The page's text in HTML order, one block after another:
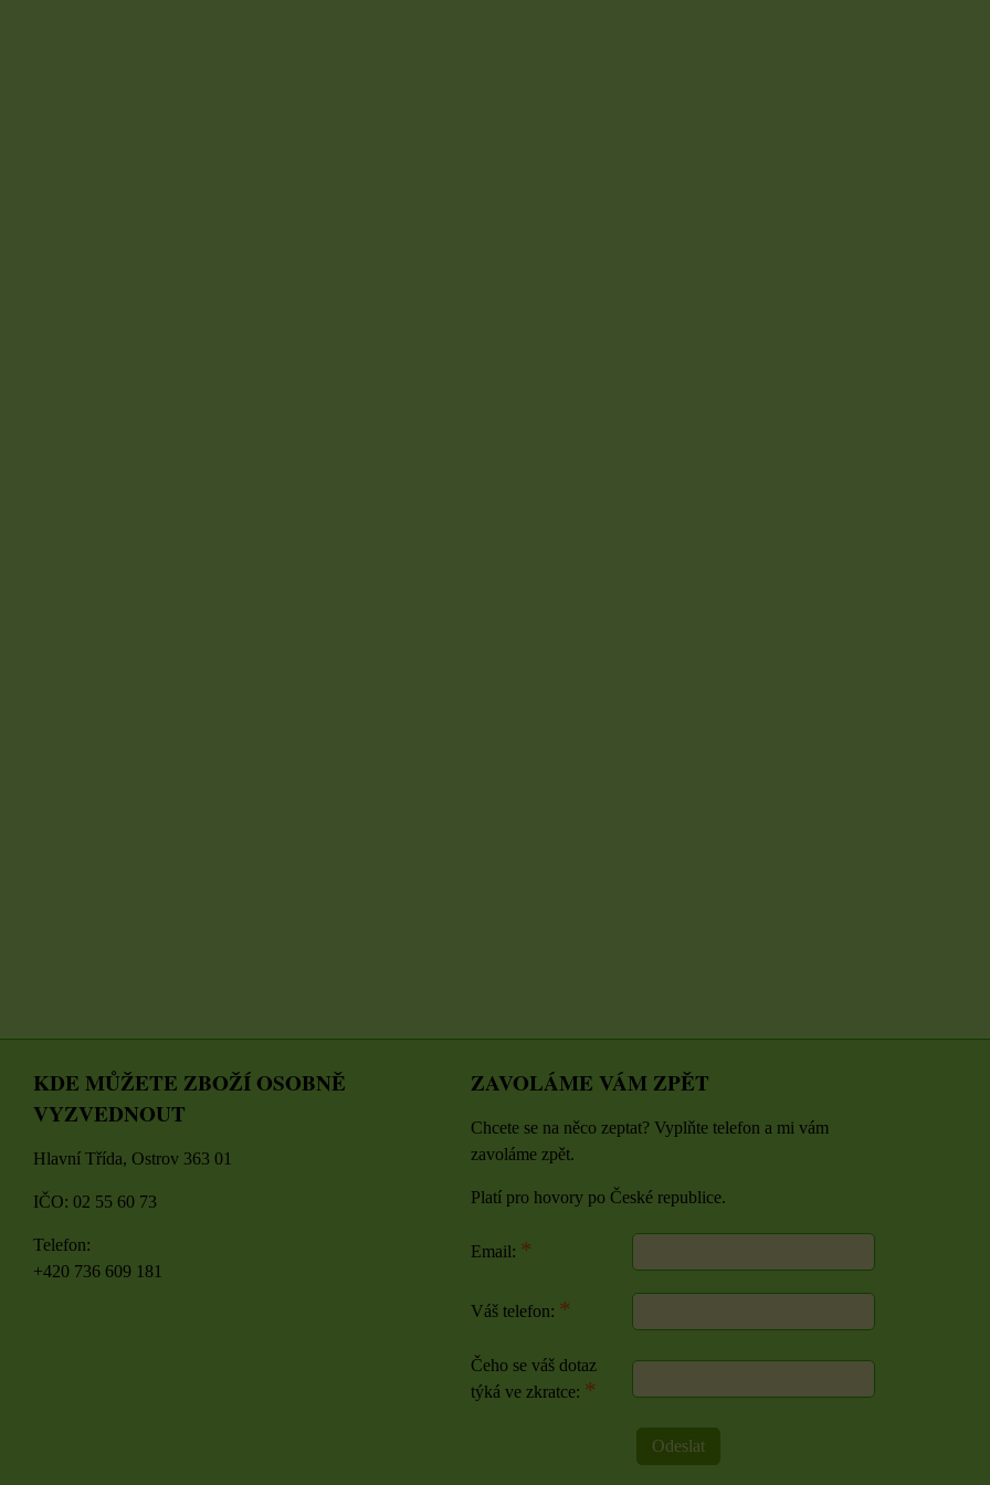
KDE MŮŽETE ZBOŽÍ OSOBNĚ
VYZVEDNOUT
Hlavní Třída, Ostrov 363 01
IČO: 02 55 60 73
Telefon:
+420 736 609 181
ZAVOLÁME VÁM ZPĚT
Chcete se na něco zeptat? Vyplňte telefon a mi vám
zavoláme zpět.
Platí pro hovory po České republice.
Email: *
Váš telefon: *
Čeho se váš dotaz
týká ve zkratce: *
Odeslat